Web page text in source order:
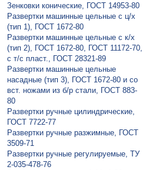
Зенковки конические, ГОСТ 14953-80
Рaзвeртки мaшинныe цельные с ц/х
(тип 1), ГОСТ 1672-80
Рaзвeртки мaшинные цельные с к/х
(тип 2), ГОСТ 1672-80, ГОСТ 11172-70,
с т/с пласт., ГОСТ 28321-89
Рaзвeртки машинные цельные
насадные (тип 3), ГОСТ 1672-80 и со
вст. ножами из б/р стали, ГОСТ 883-
80
Рaзвертки ручныe цилиндрические,
ГОСТ 7722-77
Рaзвертки ручные разжимные, ГОСТ
3509-71
Рaзвертки ручные регулируемые, ТУ
2-035-478-76